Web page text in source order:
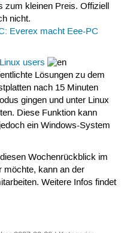
zum kleinen Preis. Offiziell
nicht.
Everex macht Eee-PC
users
Lösungen zu dem
nach 15 Minuten
gingen und unter Linux
Diese Funktion kann
ein Windows-System
Wochenrückblick im
möchte, kann an der
Weitere Infos findet